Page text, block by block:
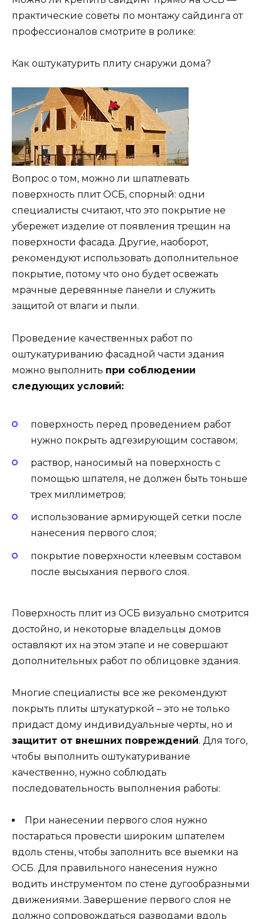
практические советы по монтажу сайдинга от
профессионалов смотрите в ролике:
Как оштукатурить плиту снаружи дома?
Вопрос о том, можно ли шпатлевать
поверхность плит ОСБ, спорный: одни
специалисты считают, что это покрытие не
убережет изделие от появления трещин на
поверхности фасада. Другие, наоборот,
рекомендуют использовать дополнительное
покрытие, потому что оно будет освежать
мрачные деревянные панели и служить
защитой от влаги и пыли.
Проведение качественных работ по
оштукатуриванию фасадной части здания
можно выполнить при соблюдении
следующих условий:
поверхность перед проведением работ
нужно покрыть адгезирующим составом;
раствор, наносимый на поверхность с
помощью шпателя, не должен быть тоньше
трех миллиметров;
использование армирующей сетки после
нанесения первого слоя;
покрытие поверхности клеевым составом
после высыхания первого слоя.
Поверхность плит из ОСБ визуально смотрится
достойно, и некоторые владельцы домов
оставляют их на этом этапе и не совершают
дополнительных работ по облицовке здания.
Многие специалисты все же рекомендуют
покрыть плиты штукатуркой – это не только
придаст дому индивидуальные черты, но и
защитит от внешних повреждений. Для того,
чтобы выполнить оштукатуривание
качественно, нужно соблюдать
последовательность выполнения работы:
При нанесении первого слоя нужно
постараться провести широким шпателем
вдоль стены, чтобы заполнить все выемки на
ОСБ. Для правильного нанесения нужно
водить инструментом по стене дугообразными
движениями. Завершение первого слоя не
должно сопровождаться разводами вдоль